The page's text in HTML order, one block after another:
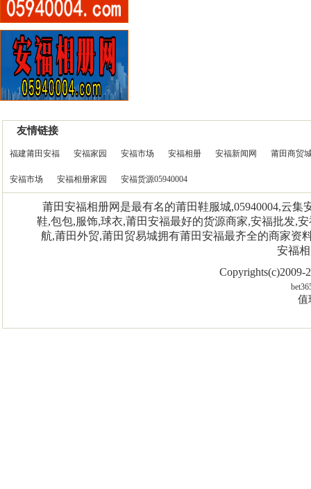
友情链接
福建莆田安福 安福家园 安福市场 安福相册 安福新闻网 莆田商贸
安福市场 安福相册家园 安福货源05940004
莆田安福相册网是最有名的莆田鞋服城,05940004,云
鞋,包包,服饰,球衣,莆田安福最好的货源商家,安福批发,
航,莆田外贸,莆田贸易城拥有莆田安福最齐全的商家资
安福
Copyrights(c)2009-
值